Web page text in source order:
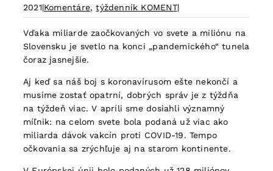
2021|Komentáre,týždenník KOMENT|
Vďaka miliarde zaočkovaných vo svete a miliónu na
Slovensku je svetlo na konci „pandemického“ tunela
čoraz jasnejšie.
Aj keď sa náš boj s koronavírusom ešte nekončí a
musíme zostať opatrní, dobrých správ je z týždňa
na týždeň viac. V apríli sme dosiahli významný
míľnik: na celom svete bola podaná už viac ako
miliarda dávok vakcín proti COVID-19. Tempo
očkovania sa zrýchľuje aj na starom kontinente.